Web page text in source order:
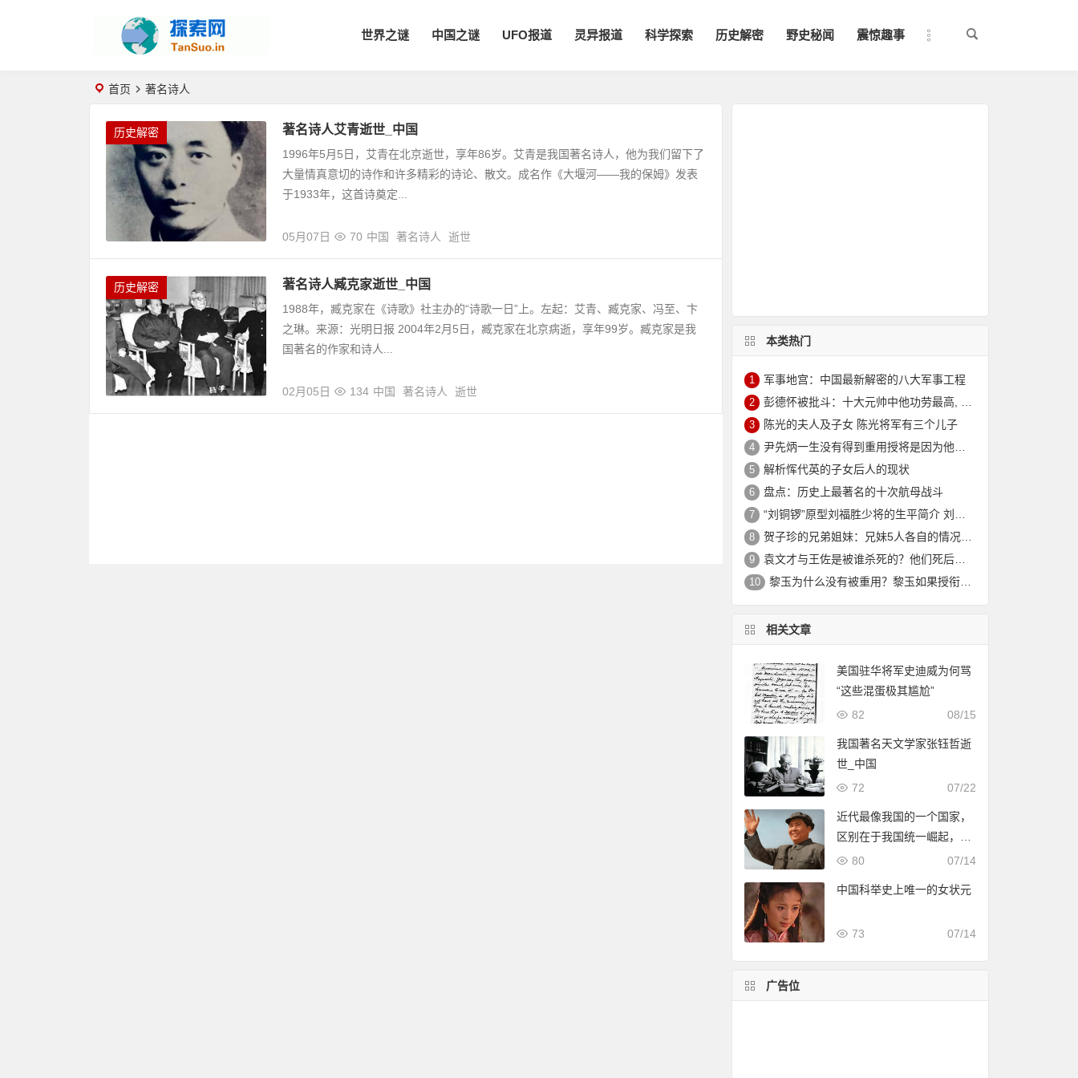
世界之谜 中国之谜 UFO报道 灵异报道 科学探索 历史解密 野史秘闻 震惊趣事
首页 著名诗人
历史解密 著名诗人艾青逝世_中国
1996年5月5日，艾青在北京逝世，享年86岁。艾青是我国著名诗人，他为我们留下了
大量情真意切的诗作和许多精彩的诗论、散文。成名作《大堰河——我的保姆》发表
于1933年，这首诗奠定...
05月07日 70 中国 著名诗人 逝世
历史解密 著名诗人臧克家逝世_中国
1988年，臧克家在《诗歌》社主办的“诗歌一日”上。左起：艾青、臧克家、冯至、卞
之琳。来源：光明日报 2004年2月5日，臧克家在北京病逝，享年99岁。臧克家是我
国著名的作家和诗人...
02月05日 134 中国 著名诗人 逝世
本类热门
1 军事地宫：中国最新解密的八大军事工程
2 彭德怀被批斗：十大元帅中他功劳最高, 却被批斗最惨8年囚禁生活
3 陈光的夫人及子女 陈光将军有三个儿子
4 尹先炳一生没有得到重用授将是因为他个人方面有生活作风问题？
5 解析恽代英的子女后人的现状
6 盘点：历史上最著名的十次航母战斗
7 “刘铜锣”原型刘福胜少将的生平简介 刘福胜的老婆是谁？
8 贺子珍的兄弟姐妹：兄妹5人各自的情况介绍
9 袁文才与王佐是被谁杀死的？他们死后其后代情况如何？
10 黎玉为什么没有被重用？黎玉如果授衔会是什么军衔？
相关文章
美国驻华将军史迪威为何骂
“这些混蛋极其尴尬”
08/15
82
我国著名天文学家张钰哲逝
世_中国
07/22
72
近代最像我国的一个国家，
区别在于我国统一崛起，它
却四分五裂
07/14
80
中国科举史上唯一的女状元
07/14
73
广告位